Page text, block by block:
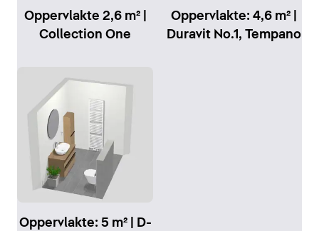
Oppervlakte 2,6 m² |
Collection One
Oppervlakte: 4,6 m² |
Duravit No.1, Tempano
Oppervlakte: 5 m² | D-